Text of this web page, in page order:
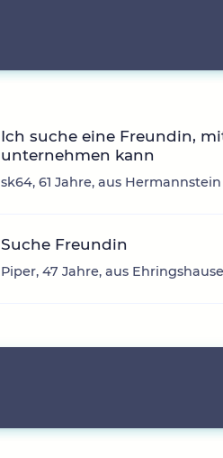
Ich suche eine Freundin,
unternehmen kann
sk64, 61 Jahre, aus Hermannstein
Suche Freundin
Piper, 47 Jahre, aus